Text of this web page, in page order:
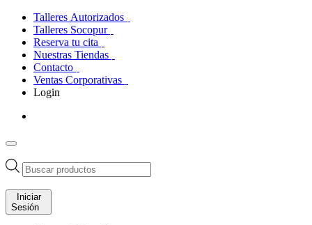
Talleres Autorizados
Talleres Socopur
Reserva tu cita
Nuestras Tiendas
Contacto
Ventas Corporativas
Login
Búsqueda
de
productos
Iniciar
Sesión